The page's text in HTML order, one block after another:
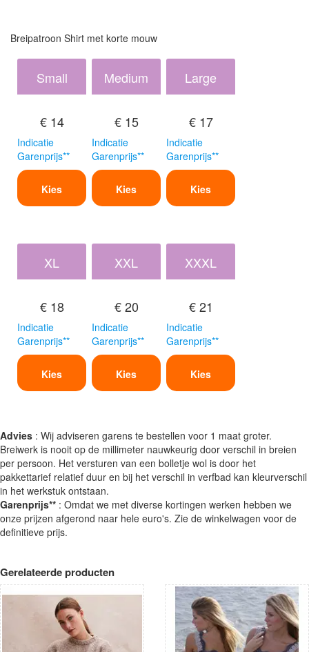
Breipatroon Shirt met korte mouw
Small
€ 14
Indicatie
Garenprijs**
Kies
Medium
€ 15
Indicatie
Garenprijs**
Kies
Large
€ 17
Indicatie
Garenprijs**
Kies
XL
€ 18
Indicatie
Garenprijs**
Kies
XXL
€ 20
Indicatie
Garenprijs**
Kies
XXXL
€ 21
Indicatie
Garenprijs**
Kies
Advies : Wij adviseren garens te bestellen voor 1 maat groter.
Breiwerk is nooit op de millimeter nauwkeurig door verschil in breien
per persoon. Het versturen van een bolletje wol is door het
pakkettarief relatief duur en bij het verschil in verfbad kan kleurverschil
in het werkstuk ontstaan.
Garenprijs** : Omdat we met diverse kortingen werken hebben we
onze prijzen afgerond naar hele euro's. Zie de winkelwagen voor de
definitieve prijs.
Gerelateerde producten